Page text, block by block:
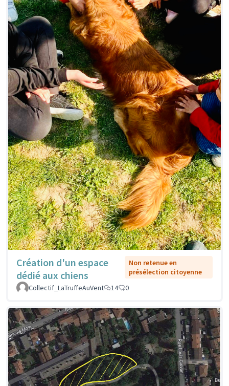
Création d'un espace
dédié aux chiens
Non retenue en
présélection citoyenne
Collectif_LaTruffeAuVent
14 0